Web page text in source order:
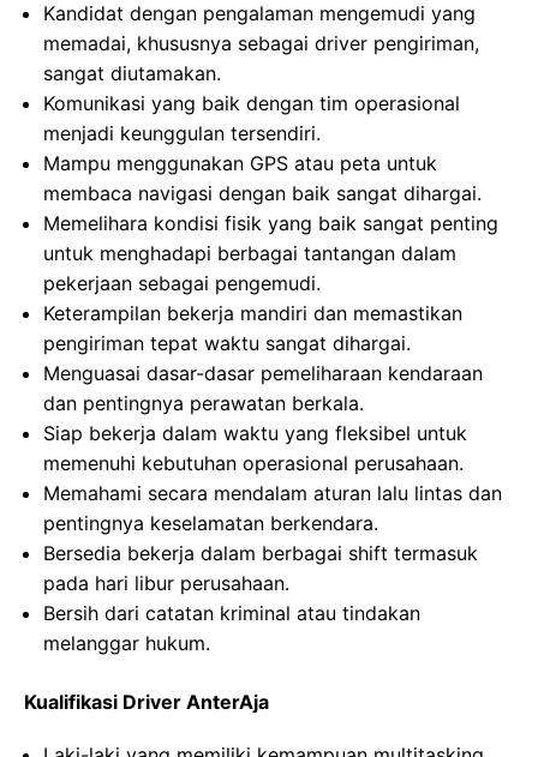
Kandidat dengan pengalaman mengemudi yang
memadai, khususnya sebagai driver pengiriman,
sangat diutamakan.
Komunikasi yang baik dengan tim operasional
menjadi keunggulan tersendiri.
Mampu menggunakan GPS atau peta untuk
membaca navigasi dengan baik sangat dihargai.
Memelihara kondisi fisik yang baik sangat penting
untuk menghadapi berbagai tantangan dalam
pekerjaan sebagai pengemudi.
Keterampilan bekerja mandiri dan memastikan
pengiriman tepat waktu sangat dihargai.
Menguasai dasar-dasar pemeliharaan kendaraan
dan pentingnya perawatan berkala.
Siap bekerja dalam waktu yang fleksibel untuk
memenuhi kebutuhan operasional perusahaan.
Memahami secara mendalam aturan lalu lintas dan
pentingnya keselamatan berkendara.
Bersedia bekerja dalam berbagai shift termasuk
pada hari libur perusahaan.
Bersih dari catatan kriminal atau tindakan
melanggar hukum.
Kualifikasi Driver AnterAja